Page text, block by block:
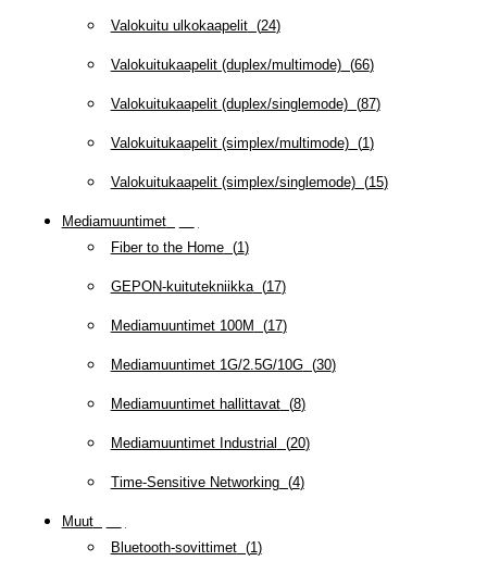
Valokuitu ulkokaapelit(24)
Valokuitukaapelit (duplex/multimode)(66)
Valokuitukaapelit (duplex/singlemode)(87)
Valokuitukaapelit (simplex/multimode)(1)
Valokuitukaapelit (simplex/singlemode)(15)
Mediamuuntimet(
Fiber to the Home(1)
GEPON-kuitutekniikka(17)
Mediamuuntimet 100M (17)
Mediamuuntimet 1G/2.5G/10G(30)
Mediamuuntimet hallittavat(8)
Mediamuuntimet Industrial (20)
Time-Sensitive Networking(4)
Muut(
Bluetooth-sovittimet(1)